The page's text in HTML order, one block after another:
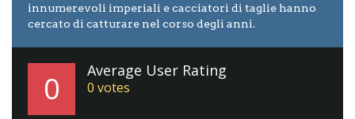
innumerevoli imperiali e cacciatori di taglie hanno
cercato di catturare nel corso degli anni.
0 Average User Rating
0 votes